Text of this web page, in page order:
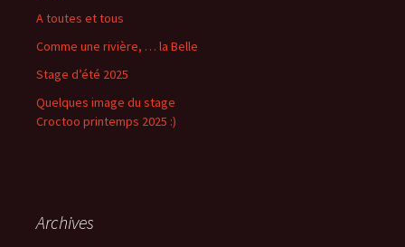
A toutes et tous
Comme une rivière, … la Belle
Stage d’été 2025
Quelques image du stage
Croctoo printemps 2025 :)
Archives